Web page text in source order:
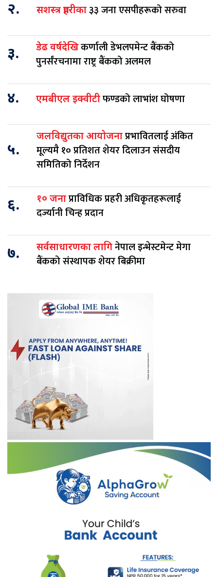
२. सशस्त्र प्रहरीका३३ जना एसपीहरूको सरुवा
३. डेढ वर्षदेखिकर्णाली डेभलपमेन्ट बैंकको
पुनर्संरचनामा राष्ट्र बैंकको अलमल
४. एमबीएल इक्वीटीफण्डको लाभांश घोषणा
५.
जलविद्युतका आयोजनाप्रभावितलाई अंकित
मूल्यमै १० प्रतिशत शेयर दिलाउन संसदीय
समितिको निर्देशन
६. १० जनाप्राविधिक प्रहरी अधिकृतहरूलाई
दर्ज्यानी चिन्ह प्रदान
७. सर्वसाधारणका लागिनेपाल इन्भेस्टमेन्ट मेगा
बैंकको संस्थापक शेयर बिक्रीमा